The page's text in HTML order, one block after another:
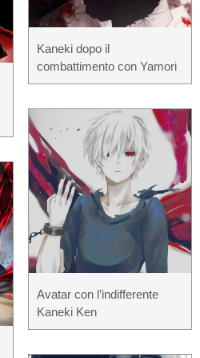
Kaneki dopo il
combattimento con Yamori
Avatar con l’indifferente
Kaneki Ken